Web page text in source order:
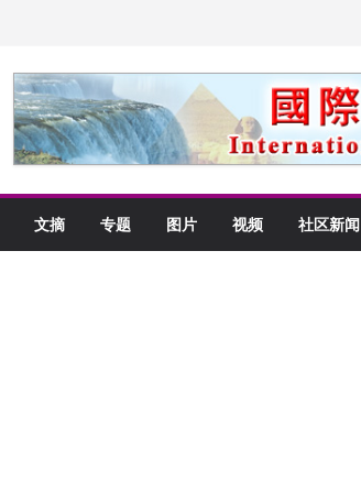
文摘 专题 图片 视频 社区新闻